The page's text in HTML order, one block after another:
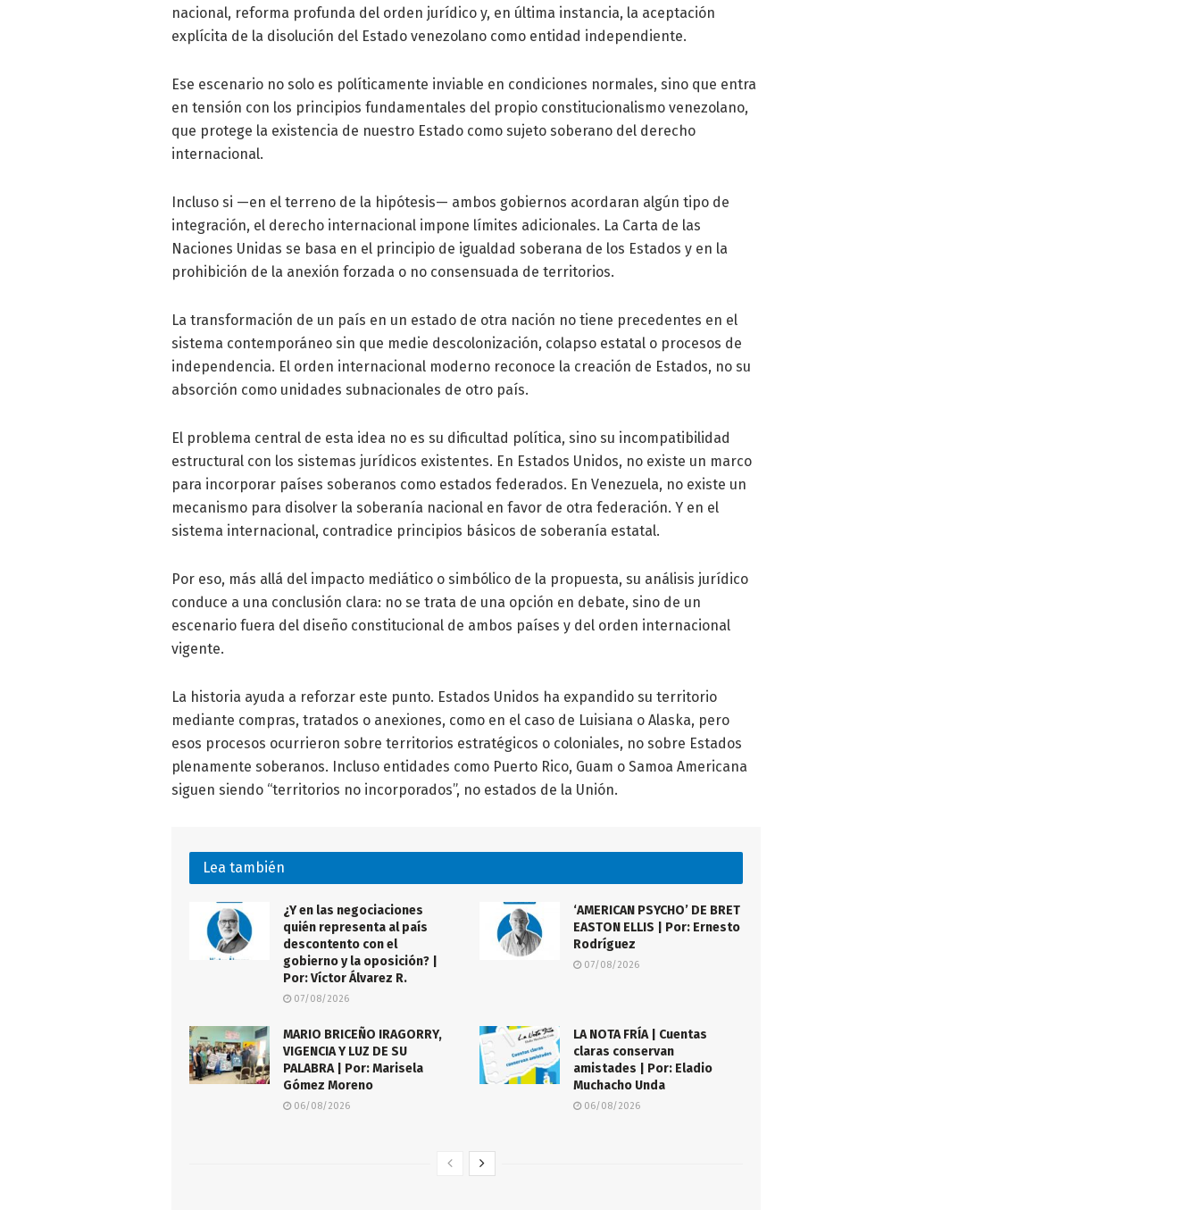
nacional, reforma profunda del orden jurídico y, en última instancia, la aceptación
explícita de la disolución del Estado venezolano como entidad independiente.
Ese escenario no solo es políticamente inviable en condiciones normales, sino que entra
en tensión con los principios fundamentales del propio constitucionalismo venezolano,
que protege la existencia de nuestro Estado como sujeto soberano del derecho
internacional.
Incluso si —en el terreno de la hipótesis— ambos gobiernos acordaran algún tipo de
integración, el derecho internacional impone límites adicionales. La Carta de las
Naciones Unidas se basa en el principio de igualdad soberana de los Estados y en la
prohibición de la anexión forzada o no consensuada de territorios.
La transformación de un país en un estado de otra nación no tiene precedentes en el
sistema contemporáneo sin que medie descolonización, colapso estatal o procesos de
independencia. El orden internacional moderno reconoce la creación de Estados, no su
absorción como unidades subnacionales de otro país.
El problema central de esta idea no es su dificultad política, sino su incompatibilidad
estructural con los sistemas jurídicos existentes. En Estados Unidos, no existe un marco
para incorporar países soberanos como estados federados. En Venezuela, no existe un
mecanismo para disolver la soberanía nacional en favor de otra federación. Y en el
sistema internacional, contradice principios básicos de soberanía estatal.
Por eso, más allá del impacto mediático o simbólico de la propuesta, su análisis jurídico
conduce a una conclusión clara: no se trata de una opción en debate, sino de un
escenario fuera del diseño constitucional de ambos países y del orden internacional
vigente.
La historia ayuda a reforzar este punto. Estados Unidos ha expandido su territorio
mediante compras, tratados o anexiones, como en el caso de Luisiana o Alaska, pero
esos procesos ocurrieron sobre territorios estratégicos o coloniales, no sobre Estados
plenamente soberanos. Incluso entidades como Puerto Rico, Guam o Samoa Americana
siguen siendo “territorios no incorporados”, no estados de la Unión.
Lea también
¿Y en las negociaciones
quién representa al país
descontento con el
gobierno y la oposición? |
Por: Víctor Álvarez R.
07/08/2026
‘AMERICAN PSYCHO’ DE BRET
EASTON ELLIS | Por: Ernesto
Rodríguez
07/08/2026
MARIO BRICEÑO IRAGORRY,
VIGENCIA Y LUZ DE SU
PALABRA | Por: Marisela
Gómez Moreno
06/08/2026
LA NOTA FRÍA | Cuentas
claras conservan
amistades | Por: Eladio
Muchacho Unda
06/08/2026